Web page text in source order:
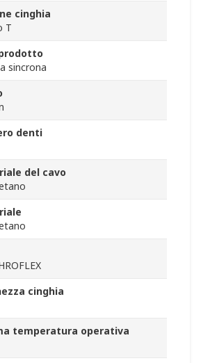
cinghia
T
sincrona
denti
del cavo
cinghia
temperatura operativa